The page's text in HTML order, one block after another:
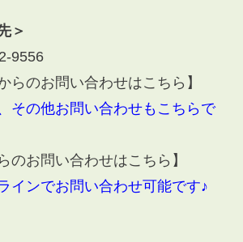
＞
9556
らのお問い合わせはこちら】
その他お問い合わせもこちらで
のお問い合わせはこちら】
インでお問い合わせ可能です♪